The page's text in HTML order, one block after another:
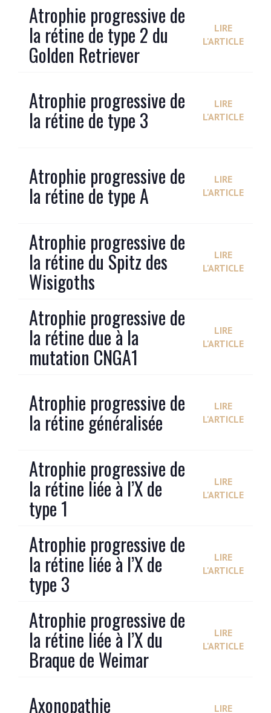
Atrophie progressive de
la rétine de type 2 du
Golden Retriever
LIRE
L'ARTICLE
Atrophie progressive de
la rétine de type 3
LIRE
L'ARTICLE
Atrophie progressive de
la rétine de type A
LIRE
L'ARTICLE
Atrophie progressive de
la rétine du Spitz des
Wisigoths
LIRE
L'ARTICLE
Atrophie progressive de
la rétine due à la
mutation CNGA1
LIRE
L'ARTICLE
Atrophie progressive de
la rétine généralisée
LIRE
L'ARTICLE
Atrophie progressive de
la rétine liée à l’X de
type 1
LIRE
L'ARTICLE
Atrophie progressive de
la rétine liée à l’X de
type 3
LIRE
L'ARTICLE
Atrophie progressive de
la rétine liée à l’X du
Braque de Weimar
LIRE
L'ARTICLE
Axonopathie LIRE